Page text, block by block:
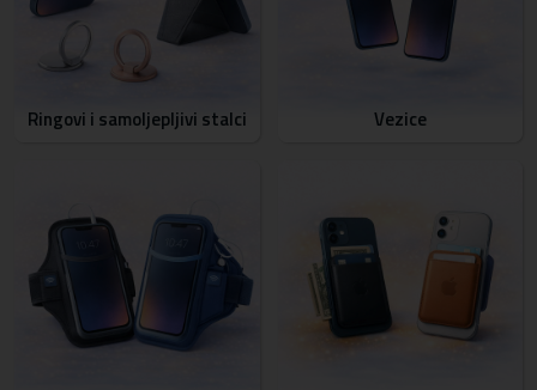
Ringovi i samoljepljivi stalci Vezice